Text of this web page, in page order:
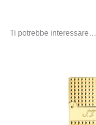
Ti potrebbe interessare…